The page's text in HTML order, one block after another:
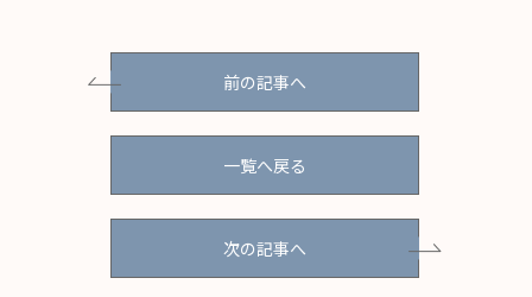
前の記事へ
一覧へ戻る
次の記事へ